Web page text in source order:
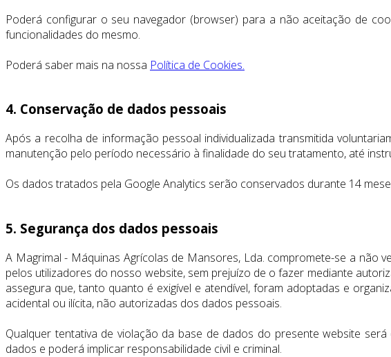
Poderá configurar o seu navegador (browser) para a não aceitação de
funcionalidades do mesmo.
Poderá saber mais na nossa Política de Cookies.
4. Conservação de dados pessoais
Após a recolha de informação pessoal individualizada transmitida
manutenção pelo período necessário à finalidade do seu tratamento, até
Os dados tratados pela Google Analytics serão conservados durante 14
5. Segurança dos dados pessoais
A Magrimal - Máquinas Agrícolas de Mansores, Lda. compromete-se a
pelos utilizadores do nosso website, sem prejuízo de o fazer mediante
assegura que, tanto quanto é exigível e atendível, foram adoptadas e
acidental ou ilícita, não autorizadas dos dados pessoais.
Qualquer tentativa de violação da base de dados do presente website
dados e poderá implicar responsabilidade civil e criminal.